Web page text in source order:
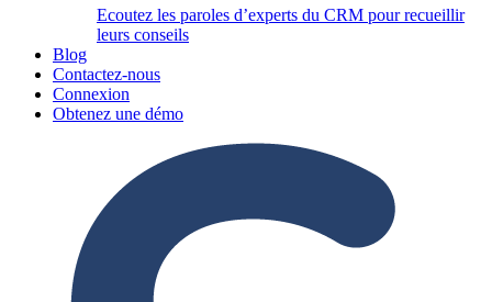
Ecoutez les paroles d’experts du CRM pour recueillir
leurs conseils
Blog
Contactez-nous
Connexion
Obtenez une démo